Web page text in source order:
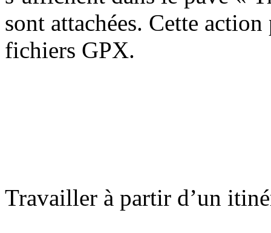
sont attachées. Cette action
fichiers GPX.
Travailler à partir d’un